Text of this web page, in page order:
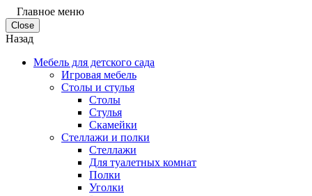
Главное меню
Close
Назад
Мебель для детского сада
Игровая мебель
Столы и стулья
Столы
Стулья
Скамейки
Стеллажи и полки
Стеллажи
Для туалетных комнат
Полки
Уголки